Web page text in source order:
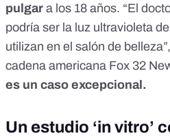
pulgar a los 18 años. “El
podría ser la luz ultravioleta
utilizan en el salón de
cadena americana Fox 32
es un caso excepcional.
Un estudio ‘in vitro’